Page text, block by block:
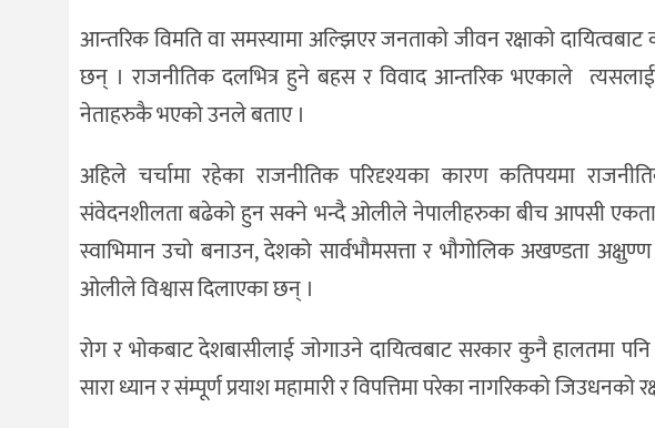
आन्तरिक विमति वा समस्यामा अल्झिएर जनताको जीवन रक्षाको
छन् । राजनीतिक दलभित्र हुने बहस र विवाद आन्तरिक भएकाले त्यसलाई
नेताहरुकै भएको उनले बताए ।
अहिले चर्चामा रहेका राजनीतिक परिदृश्यका कारण कतिपयमा
संवेदनशीलता बढेको हुन सक्ने भन्दै ओलीले नेपालीहरुका बीच आपसी एकता
स्वाभिमान उचो बनाउन, देशको सार्वभौमसत्ता र भौगोलिक अखण्डता
ओलीले विश्वास दिलाएका छन् ।
रोग र भोकबाट देशबासीलाई जोगाउने दायित्वबाट सरकार कुनै हालतमा
सारा ध्यान र संम्पूर्ण प्रयाश महामारी र विपत्तिमा परेका नागरिकको जिउधनको